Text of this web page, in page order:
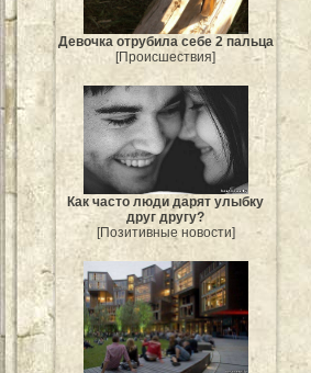
Девочка отрубила себе 2 пальца
[Происшествия]
Как часто люди дарят улыбку
друг другу?
[Позитивные новости]